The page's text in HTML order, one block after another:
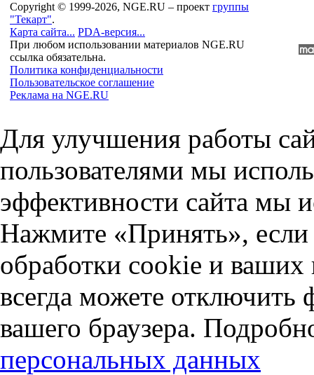
Copyright © 1999-2026, NGE.RU – проект группы
"Текарт".
Карта сайта... PDA-версия...
При любом использовании материалов NGE.RU
ссылка обязательна.
Политика конфиденциальности
Пользовательское соглашение
Реклама на NGE.RU
Для улучшения работы
пользователями мы
эффективности сайта мы
Нажмите «Принять», если
обработки cookie и
всегда можете отключить
вашего браузера.
персональных данных